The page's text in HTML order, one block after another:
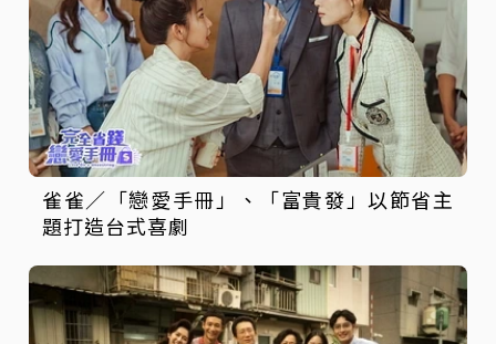
雀雀／「戀愛手冊」、「富貴發」以節省主
題打造台式喜劇